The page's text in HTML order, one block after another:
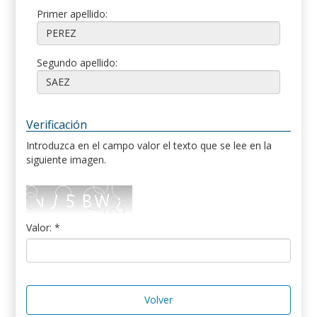
Primer apellido:
Segundo apellido:
Verificación
Introduzca en el campo valor el texto que se lee en la
siguiente imagen.
Valor: *
Volver